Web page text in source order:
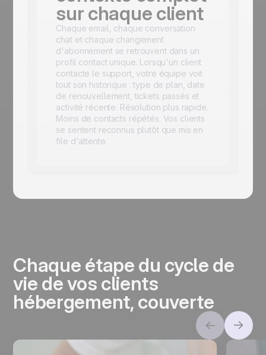
sur chaque client
Chaque email, chaque conversation
chat et chaque changement
d'abonnement se retrouvent dans un
profil contact unique. Lorsqu'un client
contacte le support, votre équipe voit
tout son historique : type de plan, date
de renouvellement, tickets passés et
activité récente. Résolution plus rapide.
Moins de contacts répétés. Vos clients
se sentent reconnus plutôt que mis en
file d'attente.
Chaque étape du cycle de
vie de vos clients
hébergement, couverte